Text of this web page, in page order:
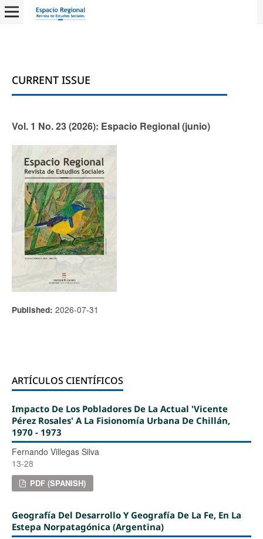
CURRENT ISSUE
Vol. 1 No. 23 (2026): Espacio Regional (junio)
Published: 2026-07-31
ARTÍCULOS CIENTÍFICOS
Impacto De Los Pobladores De La Actual 'Vicente
Pérez Rosales' A La Fisionomía Urbana De Chillán,
1970 - 1973
Fernando Villegas Silva
13-28
PDF (SPANISH)
Geografía Del Desarrollo Y Geografía De La Fe, En La
Estepa Norpatagónica (Argentina)